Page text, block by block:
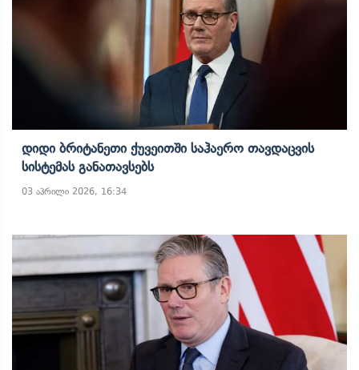
Დიდი Ბრიტანეთი Ქუვეითში Საჰაერო Თავდაცვის
Სისტემას Განათავსებს
03 აპრილი 2026, 16:34